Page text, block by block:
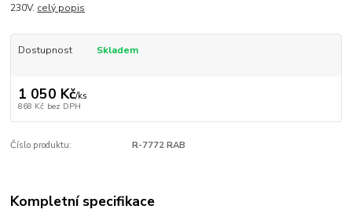
230V. celý popis
Dostupnost Skladem
1 050 Kč/ks
868 Kč bez DPH
Číslo produktu: R-7772 RAB
Kompletní specifikace